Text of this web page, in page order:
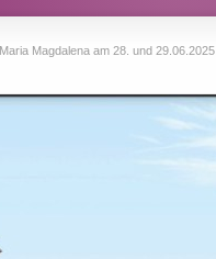
Magdalena am 28. und 29.06.2025